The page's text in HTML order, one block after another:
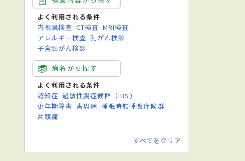
よく利用される条件
内視鏡検査 CT検査 MRI検査
アレルギー検査 乳がん検診
子宮頸がん検診
病名から探す
よく利用される条件
認知症 過敏性腸症候群（IBS）
更年期障害 歯周病 睡眠時無呼吸症候群
片頭痛
すべてをクリア